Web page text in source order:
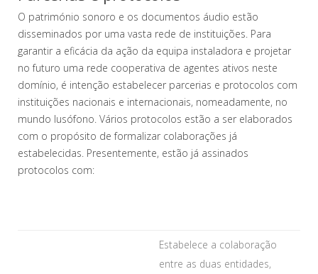
O património sonoro e os documentos áudio estão
disseminados por uma vasta rede de instituições. Para
garantir a eficácia da ação da equipa instaladora e projetar
no futuro uma rede cooperativa de agentes ativos neste
domínio, é intenção estabelecer parcerias e protocolos com
instituições nacionais e internacionais, nomeadamente, no
mundo lusófono. Vários protocolos estão a ser elaborados
com o propósito de formalizar colaborações já
estabelecidas. Presentemente, estão já assinados
protocolos com:
Estabelece a colaboração
entre as duas entidades,